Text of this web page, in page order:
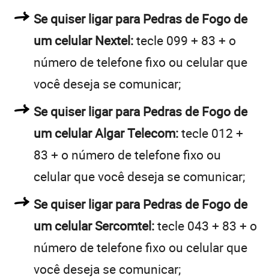
Se quiser ligar para Pedras de Fogo de
um celular Nextel:tecle 099 + 83 + o
número de telefone fixo ou celular que
você deseja se comunicar;
Se quiser ligar para Pedras de Fogo de
um celular Algar Telecom:tecle 012 +
83 + o número de telefone fixo ou
celular que você deseja se comunicar;
Se quiser ligar para Pedras de Fogo de
um celular Sercomtel:tecle 043 + 83 + o
número de telefone fixo ou celular que
você deseja se comunicar;